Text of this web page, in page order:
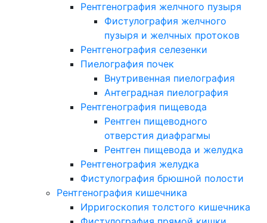
Рентгенография желчного пузыря
Фистулография желчного
пузыря и желчных протоков
Рентгенография селезенки
Пиелография почек
Внутривенная пиелография
Антеградная пиелография
Рентгенография пищевода
Рентген пищеводного
отверстия диафрагмы
Рентген пищевода и желудка
Рентгенография желудка
Фистулография брюшной полости
Рентгенография кишечника
Ирригоскопия толстого кишечника